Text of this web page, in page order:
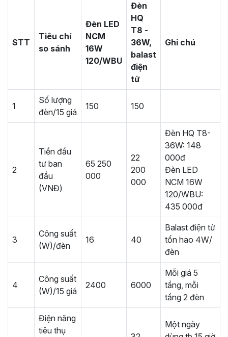
STT
Tiêu chí
so sánh
Đèn LED
NCM
16W
120/WBU
Đèn
HQ
T8 -
36W,
balast
điện
tử
Ghi chú
1
Số lượng
đèn/15 giá
150 150
2
Tiền đầu
tư ban
đầu
(VNĐ)
65 250
000
22
200
000
Đèn HQ T8-
36W: 148
000đ
Đèn LED
NCM 16W
120/WBU:
435 000đ
3
Công suất
(W)/đèn
16 40
Balast điện tử
tổn hao 4W/
đèn
4
Công suất
(W)/15 giá
2400 6000
Mỗi giá 5
tầng, mỗi
tầng 2 đèn
Điện năng
tiêu thụ
Một ngày